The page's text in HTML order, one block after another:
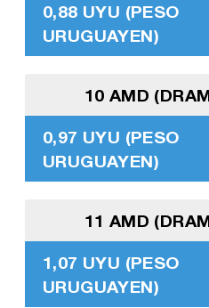
0,88 UYU (PESO
URUGUAYEN)
10 AMD
0,97 UYU (PESO
URUGUAYEN)
11 AMD
1,07 UYU (PESO
URUGUAYEN)